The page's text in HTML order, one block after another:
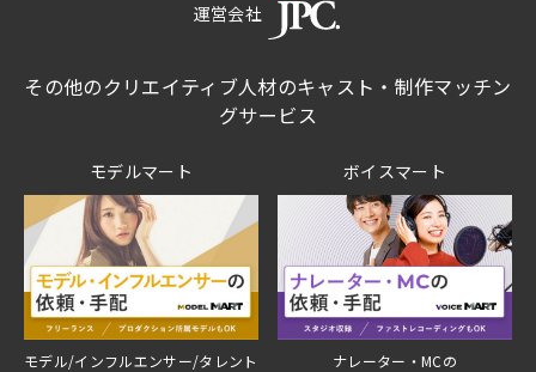
運営会社
その他のクリエイティブ人材のキャスト・制作マッチン
グサービス
モデルマート
モデル/インフルエンサー/タレント
ボイスマート
ナレーター・MCの